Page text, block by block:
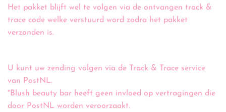
Het pakket blijft wel te volgen via de ontvangen track &
trace code welke verstuurd word zodra het pakket
verzonden is.
U kunt uw zending volgen via de Track & Trace service
van PostNL.
*Blush beauty bar heeft geen invloed op vertragingen die
door PostNL worden veroorzaakt.